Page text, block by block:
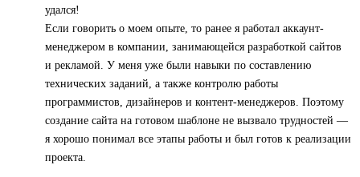
удался!
Если говорить о моем опыте, то ранее я работал аккаунт-
менеджером в компании, занимающейся разработкой сайтов
и рекламой. У меня уже были навыки по составлению
технических заданий, а также контролю работы
программистов, дизайнеров и контент-менеджеров. Поэтому
создание сайта на готовом шаблоне не вызвало трудностей —
я хорошо понимал все этапы работы и был готов к реализации
проекта.